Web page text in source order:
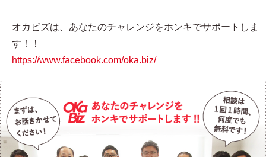
オカビズは、あなたのチャレンジをホンキでサポートしま
す！！
https://www.facebook.com/oka.biz/